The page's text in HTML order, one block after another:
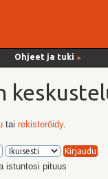
Ohjeet ja tuki ►
tairekisteröidy.
istuntosi pituus